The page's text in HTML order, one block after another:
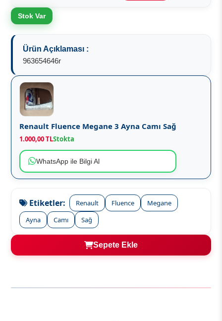
Stok Var
Ürün Açıklaması :
963654646r
Renault Fluence Megane 3 Ayna Camı Sağ
1.000,00 TLStokta
WhatsApp ile Bilgi Al
Etiketler: Renault Fluence
Megane
Ayna
Camı Sağ
Sepete Ekle